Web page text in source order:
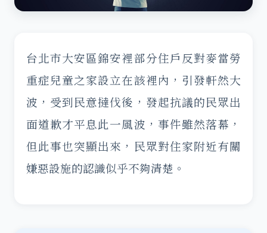
台北市大安區錦安裡部分住戶反對麥當勞
重症兒童之家設立在該裡內，引發軒然大
波，受到民意撻伐後，發起抗議的民眾出
面道歉才平息此一風波，事件雖然落幕，
但此事也突顯出來，民眾對住家附近有關
嫌惡設施的認識似乎不夠清楚。